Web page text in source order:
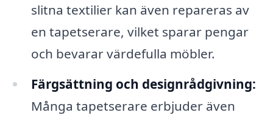
slitna textilier kan även repareras av
en tapetserare, vilket sparar pengar
och bevarar värdefulla möbler.
Färgsättning och designrådgivning:
Många tapetserare erbjuder även